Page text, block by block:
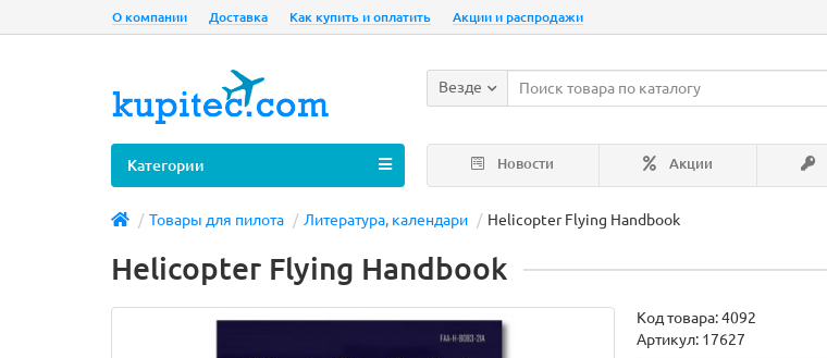
О компании Доставка Как купить и оплатить Акции и распродажи
Везде
Новости Акции
Категории
Товары для пилота Литература, календари Helicopter Flying Handbook
Helicopter Flying Handbook
Код товара:4092
Артикул: 17627